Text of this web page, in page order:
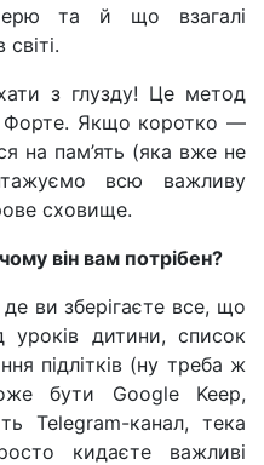
та й що взагалі
з глузду! Це метод
Форте. Якщо коротко —
на пам’ять (яка вже не
всю важливу
сховище.
він вам потрібен?
ви зберігаєте все, що
уроків дитини, список
підлітків (ну треба ж
бути Google Keep,
Telegram-канал, тека
кидаєте важливі